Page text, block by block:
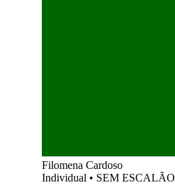
Filomena Cardoso
Individual • SEM ESCALÃO